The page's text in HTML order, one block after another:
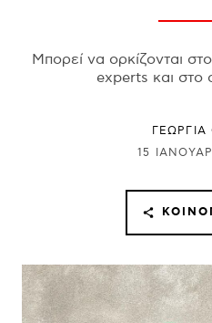
Μπορεί να ορκίζονται
experts και
15